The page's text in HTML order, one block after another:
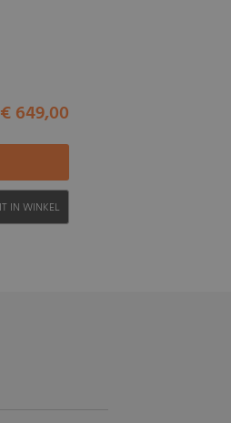
€ 649,00
IN WINKEL